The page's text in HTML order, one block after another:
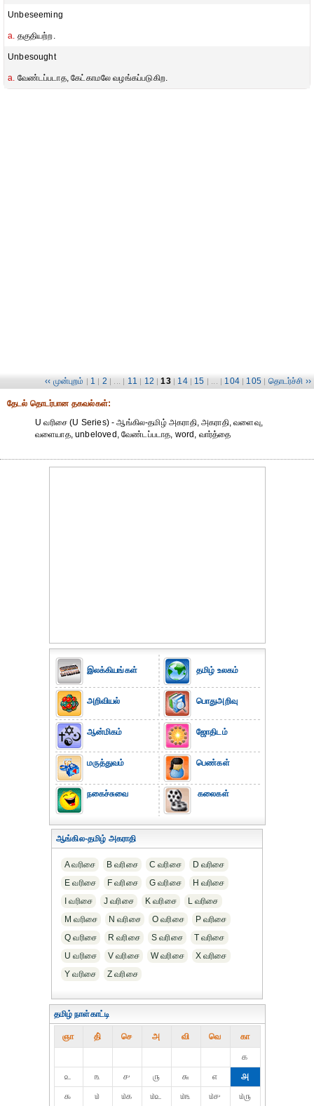
Unbeseeming
a. தகுதியற்ற.
Unbesought
a. வேண்டப்படாத, கேட்காமலே வழங்கப்படுகிற.
‹‹ முன்புறம் | 1 | 2 | ... | 11 | 12 | 13 | 14 | 15 | ... | 104 | 105 | தொடர்ச்சி ››
தேட‌ல் தொட‌ர்பான தகவ‌ல்க‌ள்:
U வரிசை (U Series) - ஆங்கில-தமிழ் அகராதி, அகராதி, வளைவு,
வளையாத, unbeloved, வேண்டப்படாத, word, வார்த்தை
இலக்கியங்கள்
அறிவியல்
ஆன்மிகம்
மருத்துவம்
நகைச்சுவை
தமிழ் உலகம்
பொதுஅறிவு
ஜோதிடம்
பெண்கள்
கலைகள்
ஆங்கில-தமிழ் அகராதி
A வரிசை B வரிசை C வரிசை
D வரிசை
E வரிசை
F வரிசை G வரிசை
H வரிசை
I வரிசை
J வரிசை K வரிசை
L வரிசை
M வரிசை
N வரிசை O வரிசை
P வரிசை
Q வரிசை
R வரிசை S வரிசை
T வரிசை
U வரிசை
V வரிசை W வரிசை
X வரிசை
Y வரிசை
Z வரிசை
தமிழ் நாள்காட்டி
ஞா தி் செ அ வி வெ கா
௧
௨
௩ ௪ ௫ ௬ ௭
௮
௯
௰ ௰௧ ௰௨ ௰௩ ௰௪ ௰௫